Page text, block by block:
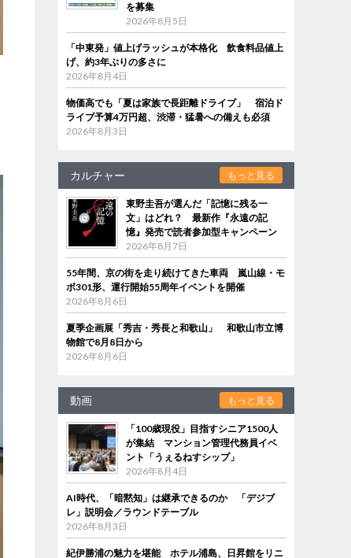
を募集
2026年8月5日
「中東発」値上げラッシュが本格化 飲食料品値上
げ、約3年ぶりの多さに
2026年8月4日
物価高でも「夏は家族で長距離ドライブ」 宿泊ド
ライブ予算4万円超、渋滞・猛暑への備えも必須
2026年8月3日
カルチャー もっと見る
東野圭吾が選んだ「記憶に残る一
文」はどれ？ 最新作『永遠の記
憶』発売で読者参加型キャンペーン
2026年8月7日
55年間、京の街を走り続けてきた車両 嵐山線・モ
ボ301形、運行開始55周年イベントを開催
2026年8月6日
夏季企画展「秀吉・秀長と和歌山」 和歌山市立博
物館で8月8日から
2026年8月6日
動画 もっと見る
「100歳現役」目指すシニア1500人
が集結 マンション管理代務員イベ
ント「うぇるねすシップ」
2026年8月4日
AI時代、「暗黙知」は継承できるのか 「デジブ
レ」説明会／ラウンドテーブル
2026年8月3日
紀伊勝浦の魅力を堪能 ホテル浦島、日昇館をリニ